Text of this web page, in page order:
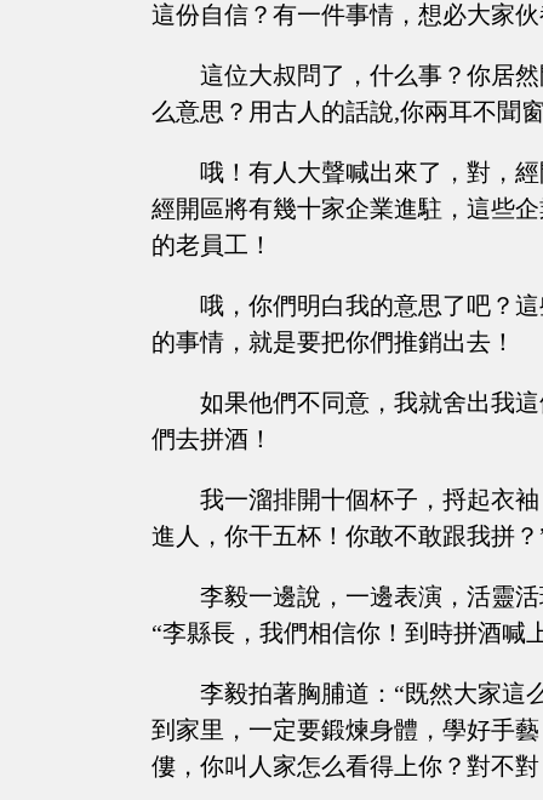
這份自信？有一件事情，想必大家
這位大叔問了，什么事？你居
么意思？用古人的話說,你兩耳不聞
哦！有人大聲喊出來了，對，
經開區將有幾十家企業進駐，這些
的老員工！
哦，你們明白我的意思了吧？
的事情，就是要把你們推銷出去！
如果他們不同意，我就舍出我
們去拼酒！
我一溜排開十個杯子，捋起衣
進人，你干五杯！你敢不敢跟我拼？
李毅一邊說，一邊表演，活靈
“李縣長，我們相信你！到時拼酒喊
李毅拍著胸脯道：“既然大家這
到家里，一定要鍛煉身體，學好手
僂，你叫人家怎么看得上你？對不